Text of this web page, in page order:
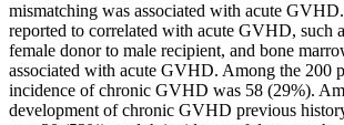
mismatching was associated with acute
reported to correlated with acute GVHD, such
female donor to male recipient, and bone
associated with acute GVHD. Among the 200
incidence of chronic GVHD was 58 (29%).
development of chronic GVHD previous